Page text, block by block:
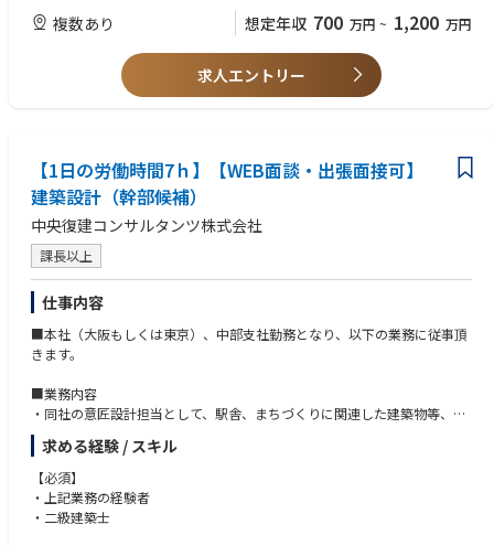
特に、以下に示す技術分野についてコンサルティングを主導して頂きま
す。
１．道路計画に関連する業務
・道路網計画、交通量推計、整備効果分析、事業評価、自動運転、道
・渋滞対策、事故対策、交通流シミュレーション（ミクロ・マクロ）
など、交通計画に関する提案・計画
３．道路設計に関連する業務
・道路設計、交差点設計、一般構造物設計、自転車・歩行者空間計
画、渋滞対策、交通事故対策、道路事業監理など、道路概略設計から詳細
設計の提案・実施
４．道路構造物に関連する業務
・切土・盛土に関する計画・設計、道路擁壁に関する計画・設計な
５．道路災害の復旧に関連する業務
・道路災害の調査・対策検討・復旧、災害査定設計など、調査・提案
から詳細設計の実施
６．道路に関連したＢＩＭ／ＣＩＭ活用業務
・上記の計画や設計に関連したＢＩＭ／ＣＩＭ活用業務において、必
要なモデル作成の指示、提案やマネジメント
複数あり 想定年収 700 万円 ~ 1,200 万円
求人エントリー
【1日の労働時間7ｈ】【WEB面談・出張面接可】
建築設計（幹部候補）
中央復建コンサルタンツ株式会社
課長以上
仕事内容
■本社（大阪もしくは東京）、中部支社勤務となり、以下の業務に従事頂
きます。
■業務内容
・同社の意匠設計担当として、駅舎、まちづくりに関連した建築物等、公
共施設の設計を主としてご担当頂きます。
■業務詳細
・基本計画や基本設計、実施設計、工事監理、プロポーザル提案書作成
・設備や構造分野について協力事務所を使いながら設計の取りまとめを行
求める経験 / スキル
【必須】
・上記業務の経験者
・二級建築士